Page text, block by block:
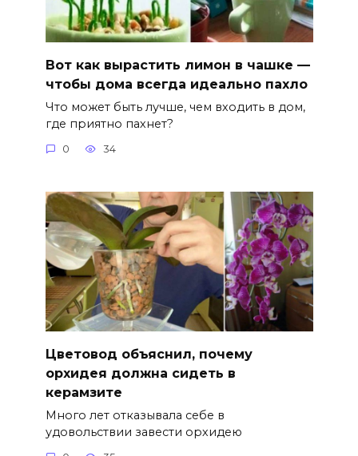
Вот как вырастить лимон в чашке —
чтобы дома всегда идеально пахло
Что может быть лучше, чем входить в дом,
где приятно пахнет?
0 34
Цветовод объяснил, почему
орхидея должна сидеть в
керамзите
Много лет отказывала себе в
удовольствии завести орхидею